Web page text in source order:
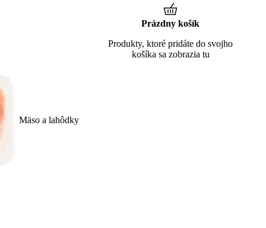
Mäso a lahôdky
Prázdny košík
Produkty, ktoré pridáte do svojho
košíka sa zobrazia tu